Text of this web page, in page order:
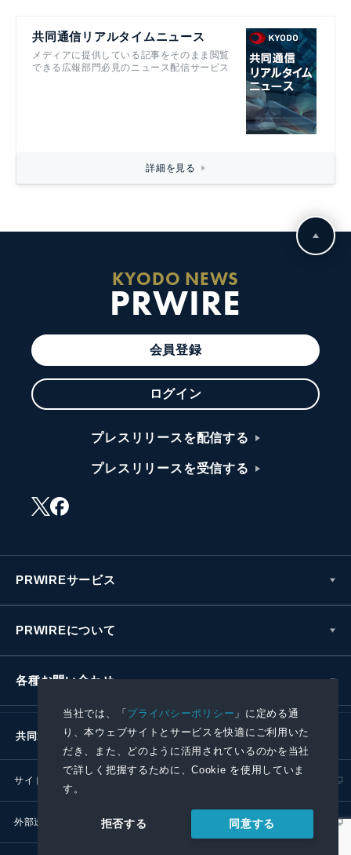
当社では、「プライバシーポリシー 」に定める通
り、本ウェブサイトとサービスを快適にご利用いた
だき、また、どのように活用されているのかを当社
で詳しく把握するために、Cookie を使用していま
す。
拒否する 同意する
共同通信リアルタイムニュース
メディアに提供している記事をそのまま閲覧
できる広報部門必見のニュース配信サービス
詳細を見る
KYODO NEWS
PRWIRE
会員登録
ログイン
プレスリリースを配信する
プレスリリースを受信する
PRWIREサービス
PRWIREについて
各種お問い合わせ
共同通信社グループ
サイトポリシー
外部送信ポリシー プレスリリース取扱基準